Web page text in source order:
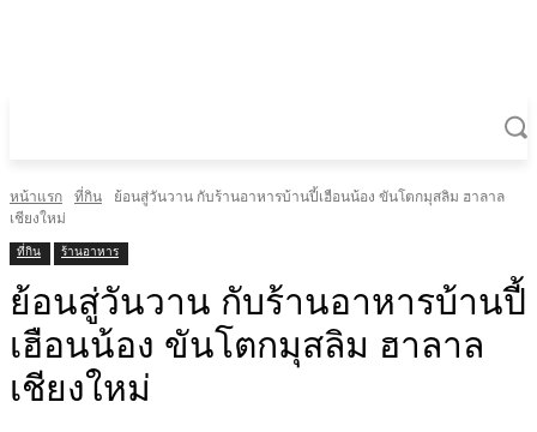
หน้าแรก ที่กิน
ย้อนสู่วันวาน กับร้านอาหารบ้านปี้เฮือนน้อง ขันโตกมุสลิม ฮาลาล
เชียงใหม่
ที่กิน ร้านอาหาร
ย้อนสู่วันวาน กับร้านอาหารบ้านปี้
เฮือนน้อง ขันโตกมุสลิม ฮาลาล
เชียงใหม่